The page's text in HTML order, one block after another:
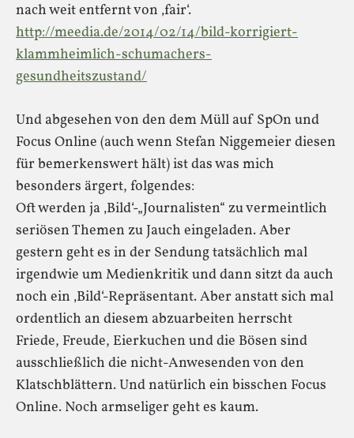
nach weit entfernt von ‚fair‘.
http://meedia.de/2014/02/14/bild-korrigiert-
klammheimlich-schumachers-
gesundheitszustand/
Und abgesehen von den dem Müll auf SpOn und
Focus Online (auch wenn Stefan Niggemeier diesen
für bemerkenswert hält) ist das was mich
besonders ärgert, folgendes:
Oft werden ja ‚Bild‘-„Journalisten“ zu vermeintlich
seriösen Themen zu Jauch eingeladen. Aber
gestern geht es in der Sendung tatsächlich mal
irgendwie um Medienkritik und dann sitzt da auch
noch ein ‚Bild‘-Repräsentant. Aber anstatt sich mal
ordentlich an diesem abzuarbeiten herrscht
Friede, Freude, Eierkuchen und die Bösen sind
ausschließlich die nicht-Anwesenden von den
Klatschblättern. Und natürlich ein bisschen Focus
Online. Noch armseliger geht es kaum.